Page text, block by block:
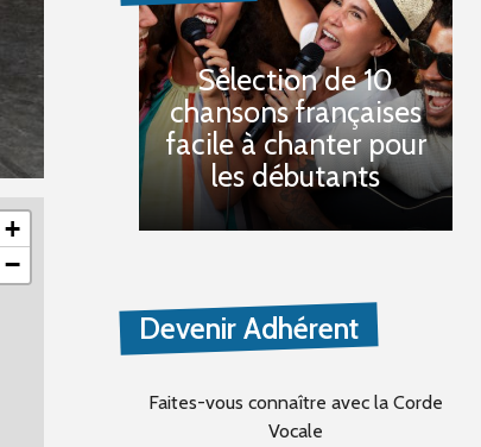
+
−
Sélection de 10
chansons françaises
facile à chanter pour
les débutants
Devenir Adhérent
Faites-vous connaître avec la Corde
Vocale